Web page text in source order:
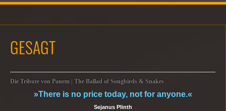
GESAGT
Die Tribute von Panem | The Ballad of Songbirds & Snakes
»There is no price today, not for anyone.«
Sejanus Plinth